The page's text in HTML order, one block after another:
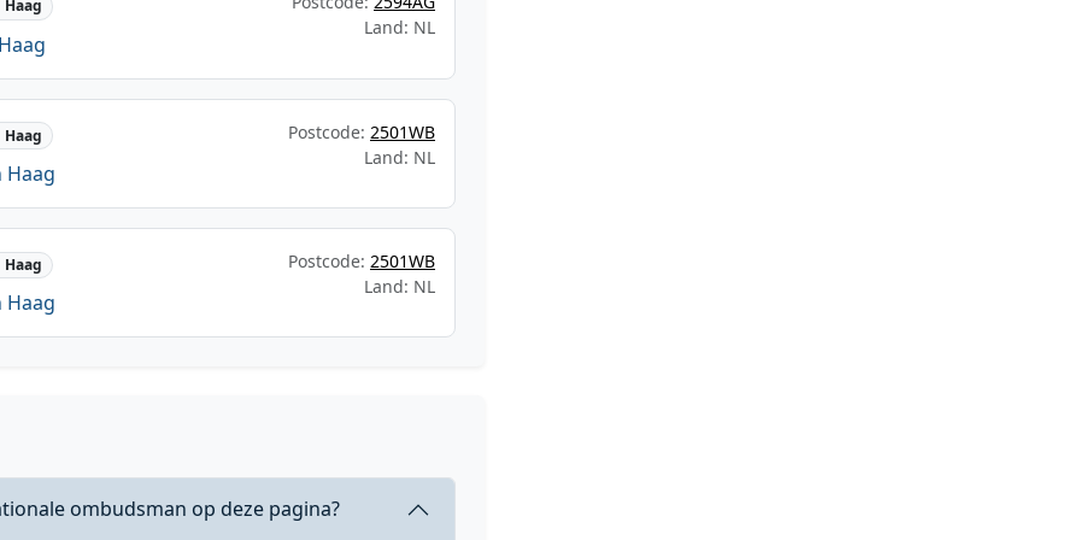
Haag
Land: NL
Haag
Haag
Postcode: 2501WB
Land: NL
Haag
Haag
Postcode: 2501WB
Land: NL
ombudsman op deze pagina?